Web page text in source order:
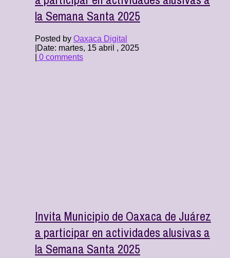
la Semana Santa 2025
Posted by Oaxaca Digital
Date: martes, 15 abril , 2025
0 comments
Invita Municipio de Oaxaca de Juárez
a participar en actividades alusivas a
la Semana Santa 2025